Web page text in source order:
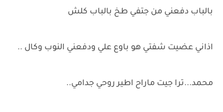
بالباب دفعني من جتفي طخ بالباب كلش
اذاني عضيت شفتي هو باوع علي ودفعني النوب وكال ..
محمد...ترا جيت ماراح اطير روحي جدامي..